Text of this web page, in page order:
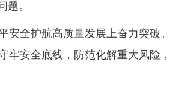
题。
全护航高质量发展上奋力突破。
牢安全底线，防范化解重大风险，